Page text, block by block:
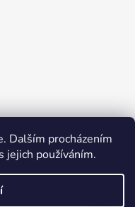
Dalším procházením
jejich používáním.
recenzí